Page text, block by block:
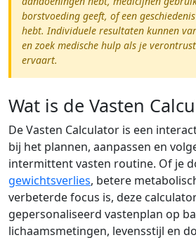
borstvoeding geeft, of een
hebt. Individuele resultaten kunnen
en zoek medische hulp als je
ervaart.
Wat is de Vasten
De Vasten Calculator is een
bij het plannen, aanpassen en
intermittent vasten routine. Of je
gewichtsverlies, betere
verbeterde focus is, deze
gepersonaliseerd vastenplan op
lichaamsmetingen, levensstijl en